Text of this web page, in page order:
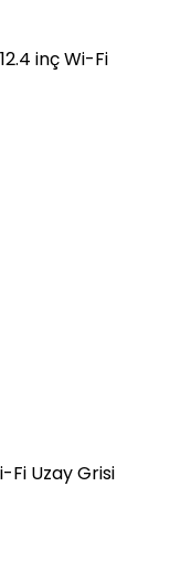
inç Wi-Fi
Fi Uzay Grisi